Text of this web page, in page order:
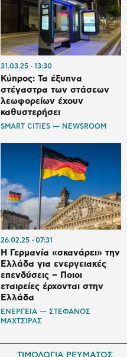
31.03.25 13:30
Κύπρος: Τα έξυπνα
στέγαστρα των στάσεων
λεωφορείων έχουν
καθυστερήσει
SMART CITIES — NEWSROOM
26.02.25 07:31
Η Γερμανία «σκανάρει» την
Ελλάδα για ενεργειακές
επενδύσεις – Ποιοι
εταιρείες έρχονται στην
Ελλάδα
ΕΝΕΡΓΕΙΑ — ΣΤΕΦΑΝΟΣ
ΜΑΧΤΣΙΡΑΣ
ΤΙΜΟΛΟΓΙΑ ΡΕΥΜΑΤΟΣ